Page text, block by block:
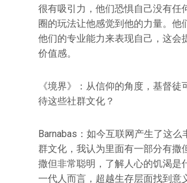
很有吸引力，他们恐惧自己没有任
圈的玩法让他感觉到他的力量。他
他们的专业能力来表现自己，这会
价值感。
《境界》：从信仰的角度，基督徒
待这些社群文化？
Barnabas：如今互联网产生了这么
群文化，我认为里面有一部分有撒
撒但非常聪明，了解人心的饥渴是
一代人而言，超越生存层面找到意